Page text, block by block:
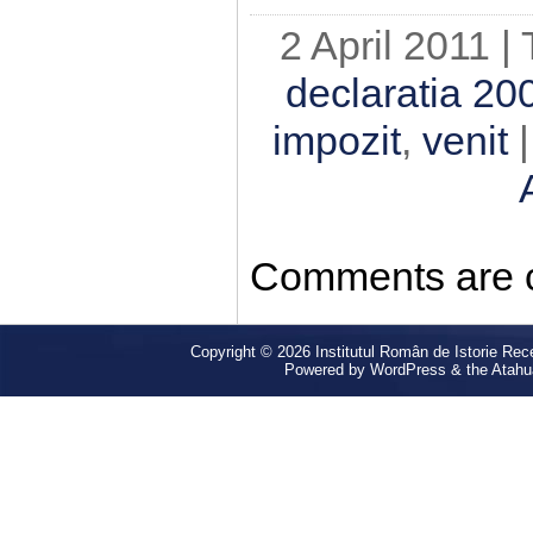
2 April 2011 |
declaratia
impozit, venit|
Comments are
Copyright © 2026 Institutul Român de Istorie
Powered by WordPress & the